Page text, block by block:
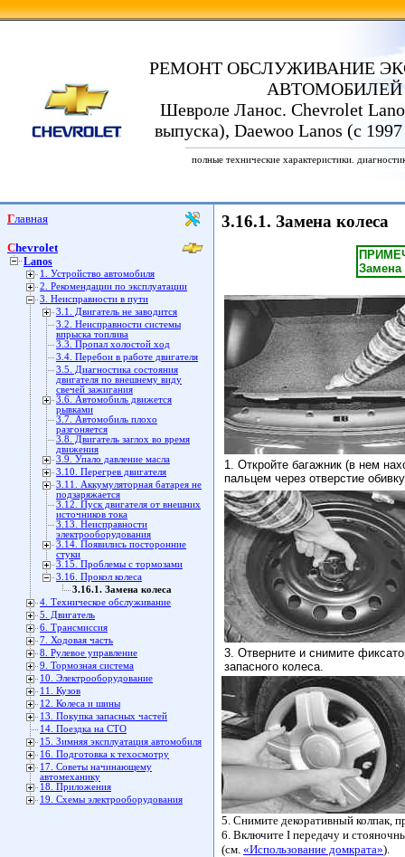
РЕМОНТ ОБСЛУЖИВАНИЕ
АВТОМОБИЛЕЙ
Шевроле Ланос. Chevrolet
выпуска), Daewoo Lanos (с
полные технические характеристики.
Главная
Chevrolet
Lanos
1. Устройство автомобиля
2. Рекомендации по эксплуатации
3. Неисправности в пути
3.1. Двигатель не заводится
3.2. Неисправности системы
впрыска топлива
3.3. Пропал холостой ход
3.4. Перебои в работе двигателя
3.5. Диагностика состояния
двигателя по внешнему виду
свечей зажигания
3.6. Автомобиль движется
рывками
3.7. Автомобиль плохо
разгоняется
3.8. Двигатель заглох во время
движения
3.9. Упало давление масла
3.10. Перегрев двигателя
3.11. Аккумуляторная батарея не
подзаряжается
3.12. Пуск двигателя от внешних
источников тока
3.13. Неисправности
электрооборудования
3.14. Появились посторонние
стуки
3.15. Проблемы с тормозами
3.16. Прокол колеса
3.16.1. Замена колеса
4. Техническое обслуживание
5. Двигатель
6. Трансмиссия
7. Ходовая часть
8. Рулевое управление
9. Тормозная система
10. Электрооборудование
11. Кузов
12. Колеса и шины
13. Покупка запасных частей
14. Поездка на СТО
15. Зимняя эксплуатация автомобиля
16. Подготовка к техосмотру
17. Советы начинающему
автомеханику
18. Приложения
19. Схемы электрооборудования
3.16.1. Замена колеса
Замена
1. Откройте багажник (в нем
пальцем через отверстие
3. Отверните и снимите
запасного колеса.
5. Снимите декоративный колпак,
6. Включите I передачу и
(см. «Использование домкрата»).